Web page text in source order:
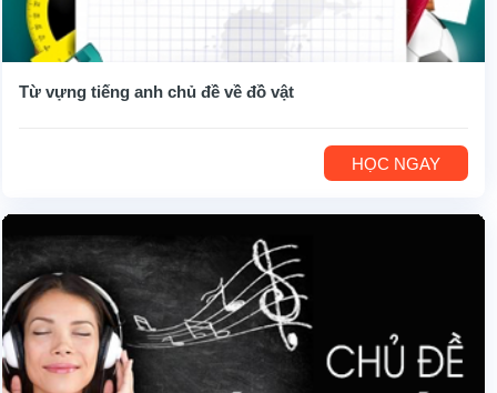
Từ vựng tiếng anh chủ đề về đồ vật
HỌC NGAY